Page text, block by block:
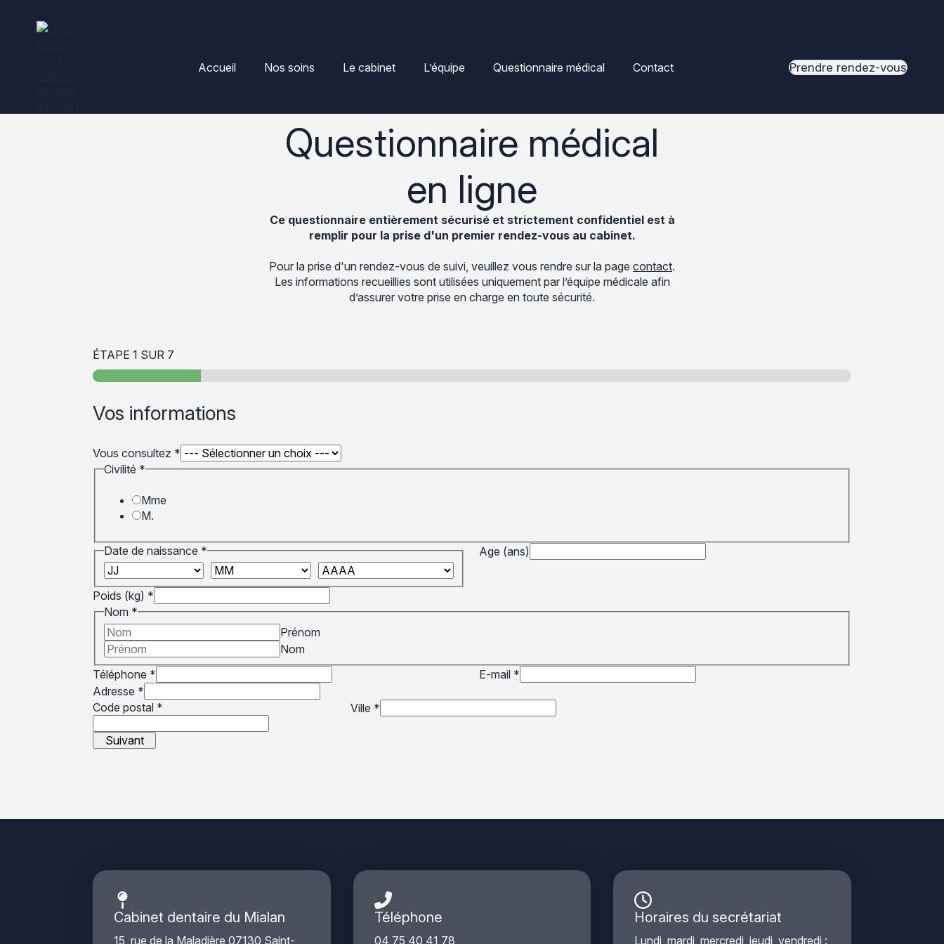
Accueil Nos soins Le cabinet L’équipe Questionnaire médical Contact
Questionnaire médical
en ligne
Ce questionnaire entièrement sécurisé et strictement confidentiel est à
remplir pour la prise d'un premier rendez-vous au cabinet.
Pour la prise d'un rendez-vous de suivi, veuillez vous rendre sur la page contact.
Les informations recueillies sont utilisées uniquement par l’équipe médicale afin
d’assurer votre prise en charge en toute sécurité.
ÉTAPE 1 SUR 7
Vos informations
Vous consultez *
Civilité *
Mme
M.
Date de naissance * Age (ans)
Poids (kg) *
Nom *
Prénom
Nom
Téléphone * E-mail *
Adresse *
Code postal * Ville *
Suivant
Cabinet dentaire du Mialan
15, rue de la Maladière 07130 Saint-
Téléphone
04 75 40 41 78
Horaires du secrétariat
Lundi, mardi, mercredi, jeudi, vendredi :